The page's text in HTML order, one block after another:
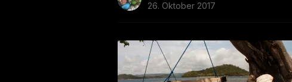
26. Oktober 2017